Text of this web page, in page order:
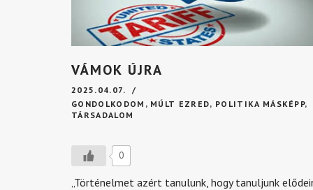
VÁMOK ÚJRA
2025.04.07.
GONDOLKODOM , MÚLT EZRED, POLITIKA MÁSKÉPP,
TÁRSADALOM
0
„Történelmet azért tanulunk, hogy tanuljunk